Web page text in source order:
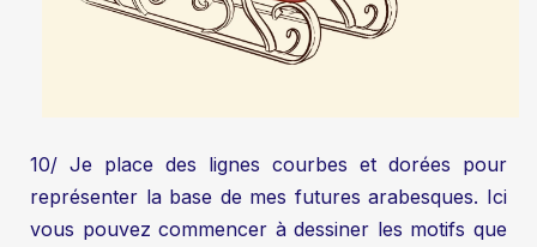
10/ Je place des lignes courbes et dorées pour
représenter la base de mes futures arabesques. Ici
vous pouvez commencer à dessiner les motifs que